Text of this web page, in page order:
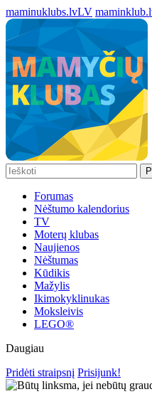
maminuklubs.lvLV
Forumas
Nėštumo kalendorius
TV
Moterų klubas
Naujienos
Nėštumas
Kūdikis
Mažylis
Ikimokyklinukas
Moksleivis
LEGO®
Daugiau
Pridėti straipsnį Prisijunk!